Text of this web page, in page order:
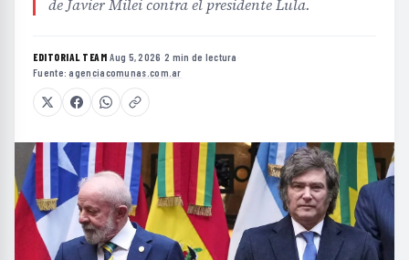
de Javier Milei contra el presidente Lula.
EDITORIAL TEAM·Aug 5, 2026 ·2 min de lectura ·
Fuente: agenciacomunas.com.ar